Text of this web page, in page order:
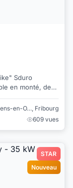
Sduro
en monté, de
en-O…, Fribourg
609 vues
STAR
Nouveau